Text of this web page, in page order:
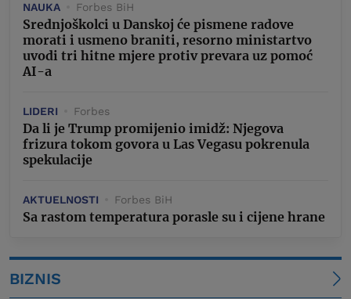
NAUKA Forbes BiH
Srednjoškolci u Danskoj će pismene radove
morati i usmeno braniti, resorno ministartvo
uvodi tri hitne mjere protiv prevara uz pomoć
AI-a
LIDERI Forbes
Da li je Trump promijenio imidž: Njegova
frizura tokom govora u Las Vegasu pokrenula
spekulacije
AKTUELNOSTI Forbes BiH
Sa rastom temperatura porasle su i cijene hrane
BIZNIS